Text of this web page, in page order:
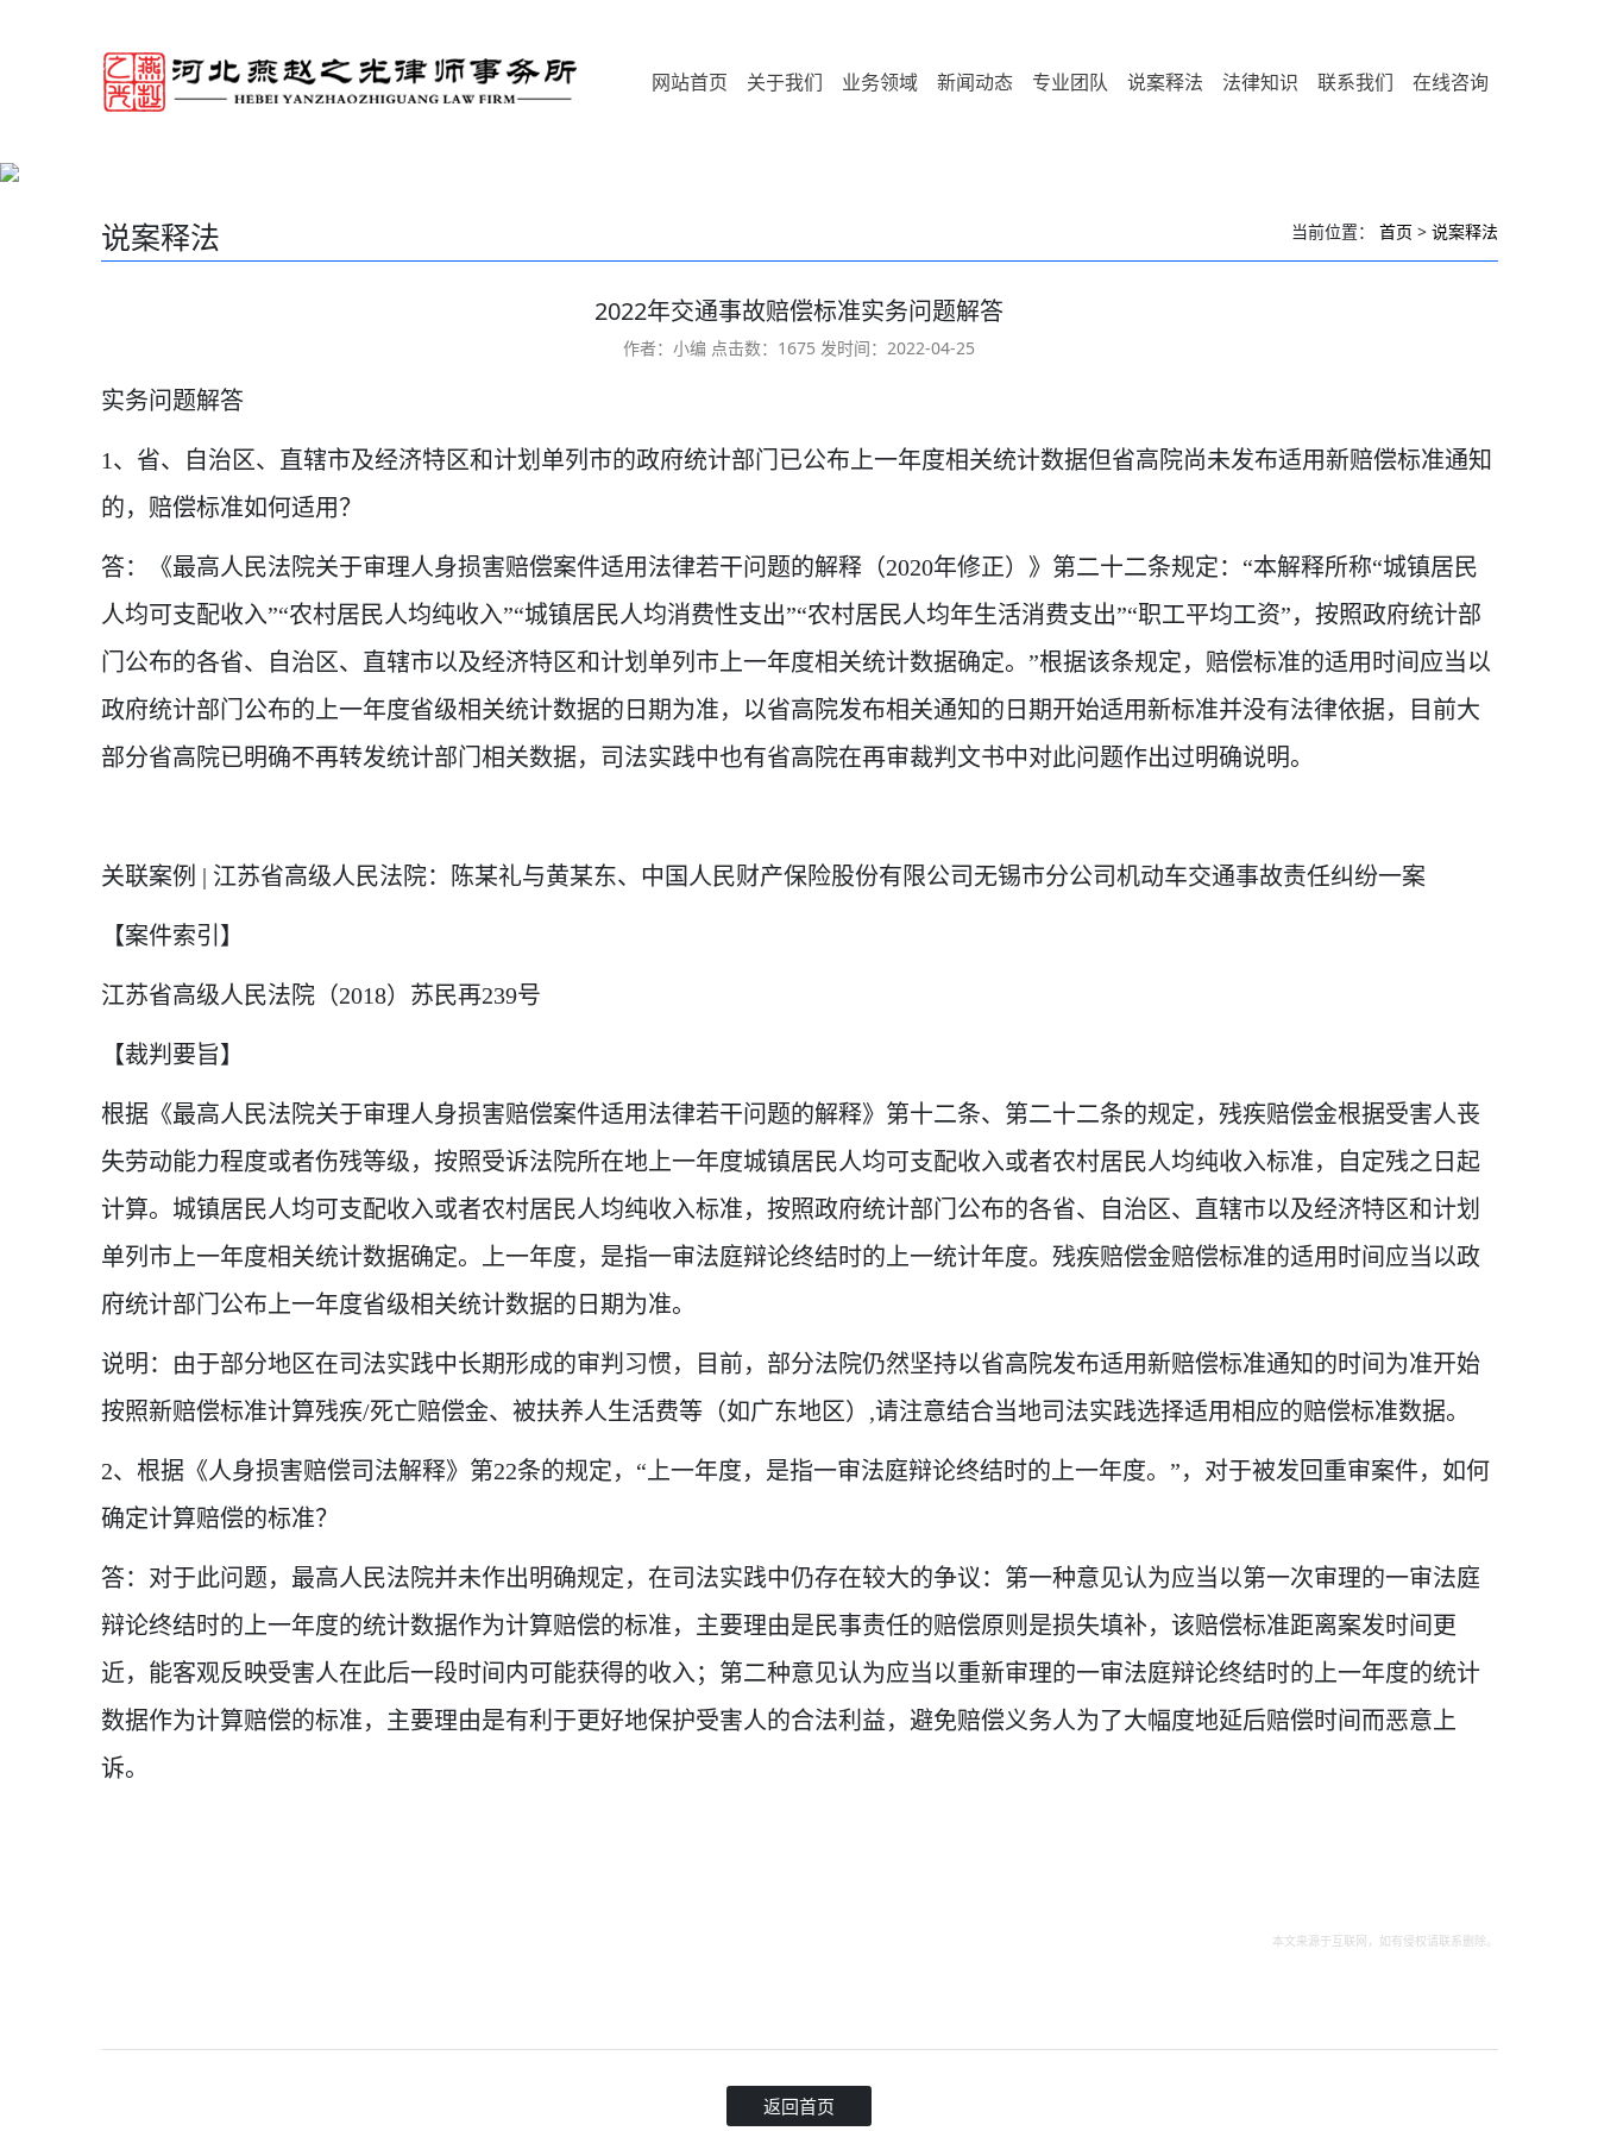
网站首页 关于我们 业务领域 新闻动态 专业团队 说案释法 法律知识 联系我们 在线咨询
说案释法 当前位置： 首页 > 说案释法
2022年交通事故赔偿标准实务问题解答
作者：小编 点击数： 1675 发时间：2022-04-25
实务问题解答
1、省、自治区、直辖市及经济特区和计划单列市的政府统计部门已公布上一年度相关统计数据但省高院尚未发布适用新赔偿标准通知
的，赔偿标准如何适用？
答：《最高人民法院关于审理人身损害赔偿案件适用法律若干问题的解释（2020年修正）》第二十二条规定：“本解释所称“城镇居民
人均可支配收入”“农村居民人均纯收入”“城镇居民人均消费性支出”“农村居民人均年生活消费支出”“职工平均工资”，按照政府统计部
门公布的各省、自治区、直辖市以及经济特区和计划单列市上一年度相关统计数据确定。”根据该条规定，赔偿标准的适用时间应当以
政府统计部门公布的上一年度省级相关统计数据的日期为准，以省高院发布相关通知的日期开始适用新标准并没有法律依据，目前大
部分省高院已明确不再转发统计部门相关数据，司法实践中也有省高院在再审裁判文书中对此问题作出过明确说明。
关联案例 | 江苏省高级人民法院：陈某礼与黄某东、中国人民财产保险股份有限公司无锡市分公司机动车交通事故责任纠纷一案
【案件索引】
江苏省高级人民法院（2018）苏民再239号
【裁判要旨】
根据《最高人民法院关于审理人身损害赔偿案件适用法律若干问题的解释》第十二条、第二十二条的规定，残疾赔偿金根据受害人丧
失劳动能力程度或者伤残等级，按照受诉法院所在地上一年度城镇居民人均可支配收入或者农村居民人均纯收入标准，自定残之日起
计算。城镇居民人均可支配收入或者农村居民人均纯收入标准，按照政府统计部门公布的各省、自治区、直辖市以及经济特区和计划
单列市上一年度相关统计数据确定。上一年度，是指一审法庭辩论终结时的上一统计年度。残疾赔偿金赔偿标准的适用时间应当以政
府统计部门公布上一年度省级相关统计数据的日期为准。
说明：由于部分地区在司法实践中长期形成的审判习惯，目前，部分法院仍然坚持以省高院发布适用新赔偿标准通知的时间为准开始
按照新赔偿标准计算残疾/死亡赔偿金、被扶养人生活费等（如广东地区）,请注意结合当地司法实践选择适用相应的赔偿标准数据。
2、根据《人身损害赔偿司法解释》第22条的规定，“上一年度，是指一审法庭辩论终结时的上一年度。”，对于被发回重审案件，如何
确定计算赔偿的标准？
答：对于此问题，最高人民法院并未作出明确规定，在司法实践中仍存在较大的争议：第一种意见认为应当以第一次审理的一审法庭
辩论终结时的上一年度的统计数据作为计算赔偿的标准，主要理由是民事责任的赔偿原则是损失填补，该赔偿标准距离案发时间更
近，能客观反映受害人在此后一段时间内可能获得的收入；第二种意见认为应当以重新审理的一审法庭辩论终结时的上一年度的统计
数据作为计算赔偿的标准，主要理由是有利于更好地保护受害人的合法利益，避免赔偿义务人为了大幅度地延后赔偿时间而恶意上
诉。
本文来源于互联网，如有侵权请联系删除。
返回首页